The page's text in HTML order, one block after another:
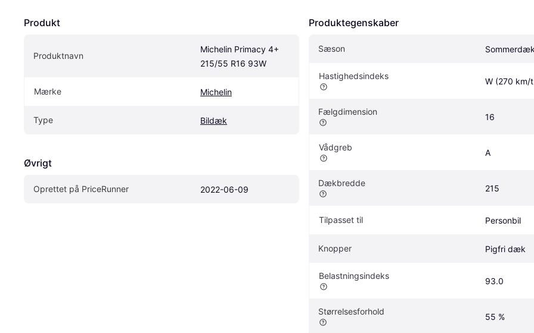
Produkt
Produktnavn
Michelin Primacy 4+
215/55 R16 93W
Mærke Michelin
Type Bildæk
Øvrigt
Oprettet på PriceRunner 2022-06-09
Produktegenskaber
Sæson
Hastighedsindeks
W (270 km/
Fælgdimension
16
Vådgreb
A
Dækbredde
215
Tilpasset til Personbil
Knopper Pigfri dæk
Belastningsindeks
93.0
Størrelsesforhold
55 %